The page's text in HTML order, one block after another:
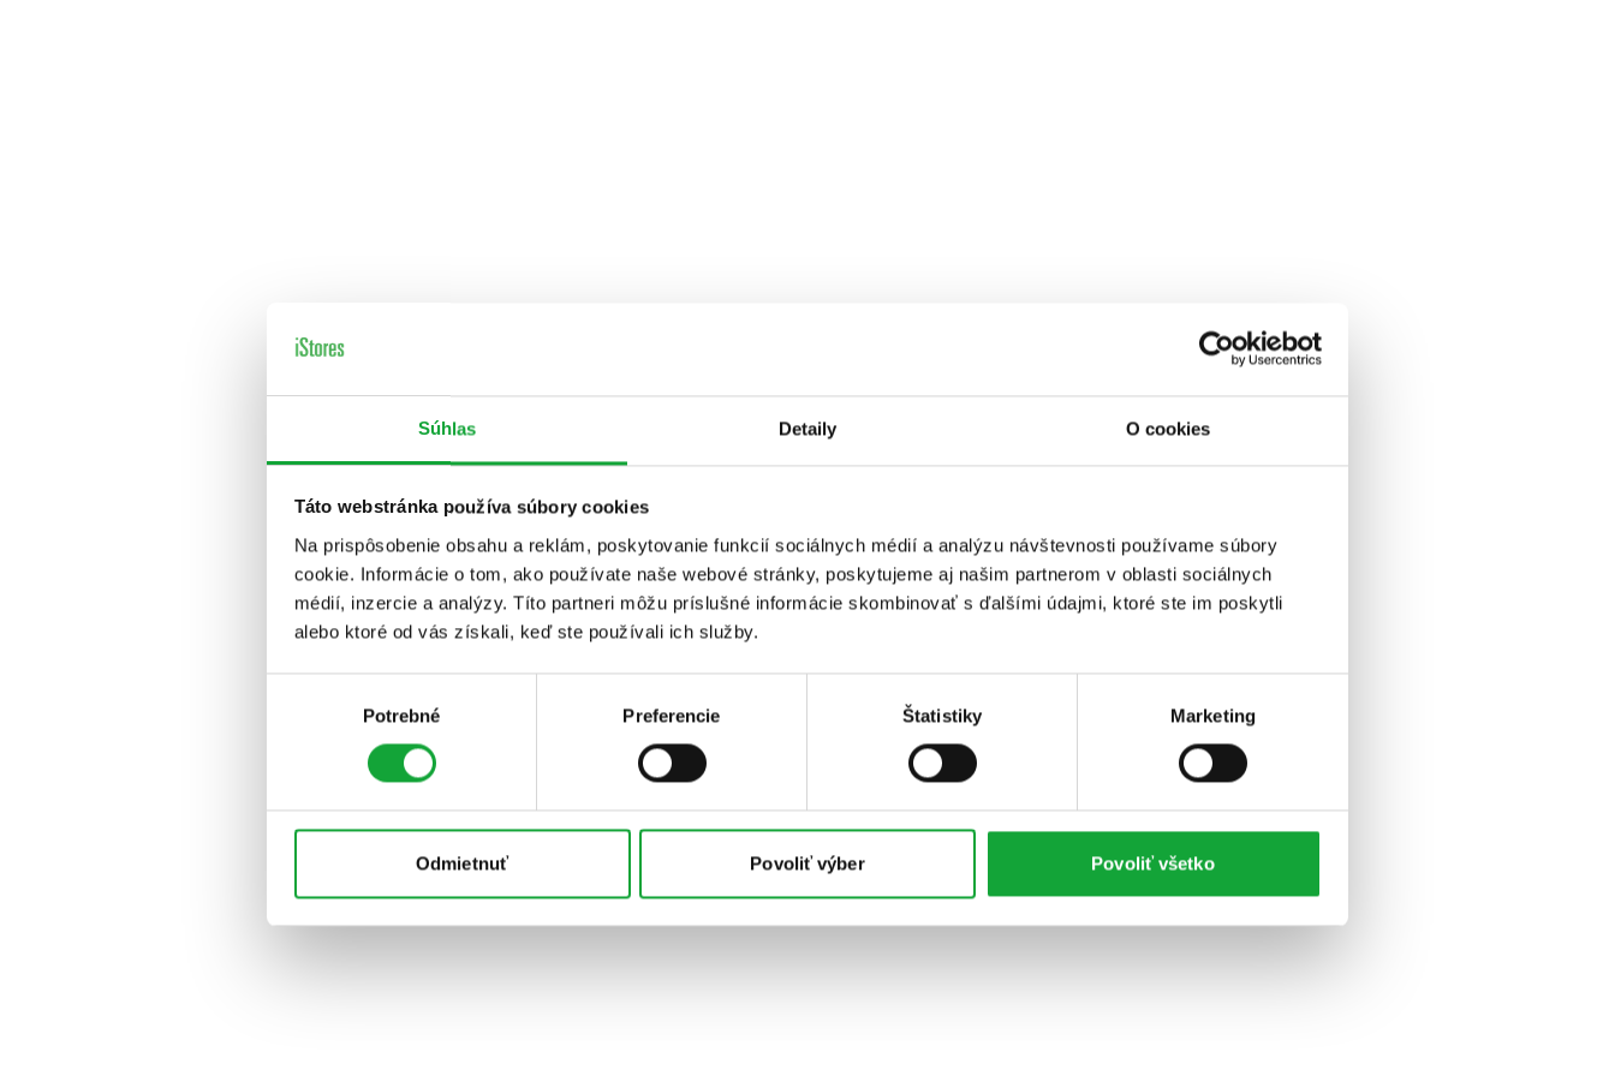
Súhlas Detaily O cookies
Táto webstránka používa súbory cookies
Na prispôsobenie obsahu a reklám, poskytovanie funkcií sociálnych médií a analýzu návštevnosti používame súbory
cookie. Informácie o tom, ako používate naše webové stránky, poskytujeme aj našim partnerom v oblasti sociálnych
médií, inzercie a analýzy. Títo partneri môžu príslušné informácie skombinovať s ďalšími údajmi, ktoré ste im poskytli
alebo ktoré od vás získali, keď ste používali ich služby.
Potrebné Preferencie Štatistiky Marketing
Odmietnuť Povoliť výber Povoliť všetko